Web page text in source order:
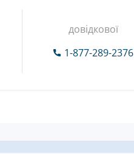
довідкової
1-877-289-2376